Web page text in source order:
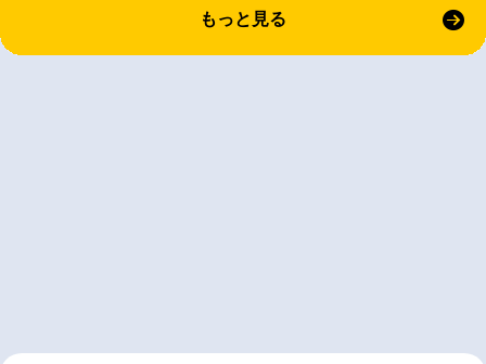
もっと見る